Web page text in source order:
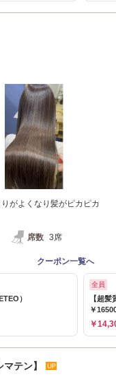
がよくなり髪がピカピカ
席数 3席
クーポン一覧へ
）
全員
【超
￥
￥
テン】